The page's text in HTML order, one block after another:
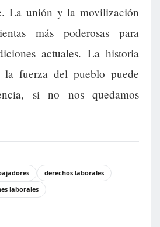
La unión y la movilización
más poderosas para
actuales. La historia
la fuerza del pueblo puede
si no nos quedamos
derechos laborales
laborales